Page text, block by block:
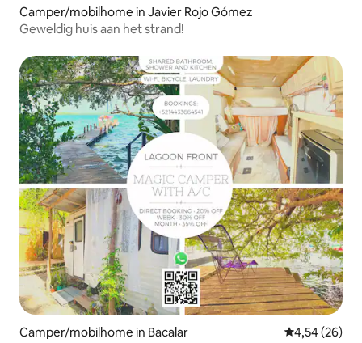
Camper/mobilhome in Javier Rojo Gómez
Geweldig huis aan het strand!
Camper/mobilhome in Bacalar Gemiddelde
4,54 (26)